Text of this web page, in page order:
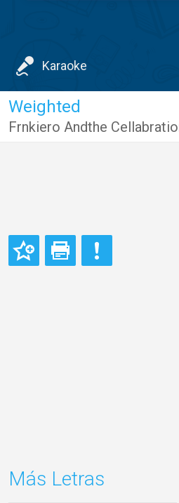
Karaoke
Weighted
Frnkiero Andthe
Más Letras